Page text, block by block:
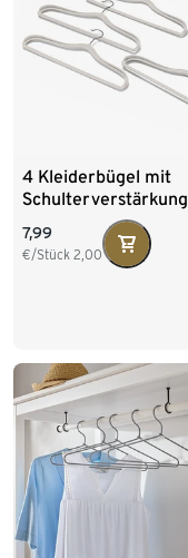
4 Kleiderbügel mit
Schulterverstärkung
7,99
€/Stück 2,00